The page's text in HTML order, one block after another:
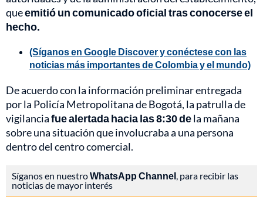
queemitió un comunicado oficial tras conocerse el
hecho.
(Síganos en Google Discover y conéctese con las
noticias más importantes de Colombia y el mundo)
De acuerdo con la información preliminar entregada
por la Policía Metropolitana de Bogotá, la patrulla de
vigilanciafue alertada hacia las 8:30 dela mañana
sobre una situación que involucraba a una persona
dentro del centro comercial.
Síganos en nuestroWhatsApp Channel, para recibir las
noticias de mayor interés